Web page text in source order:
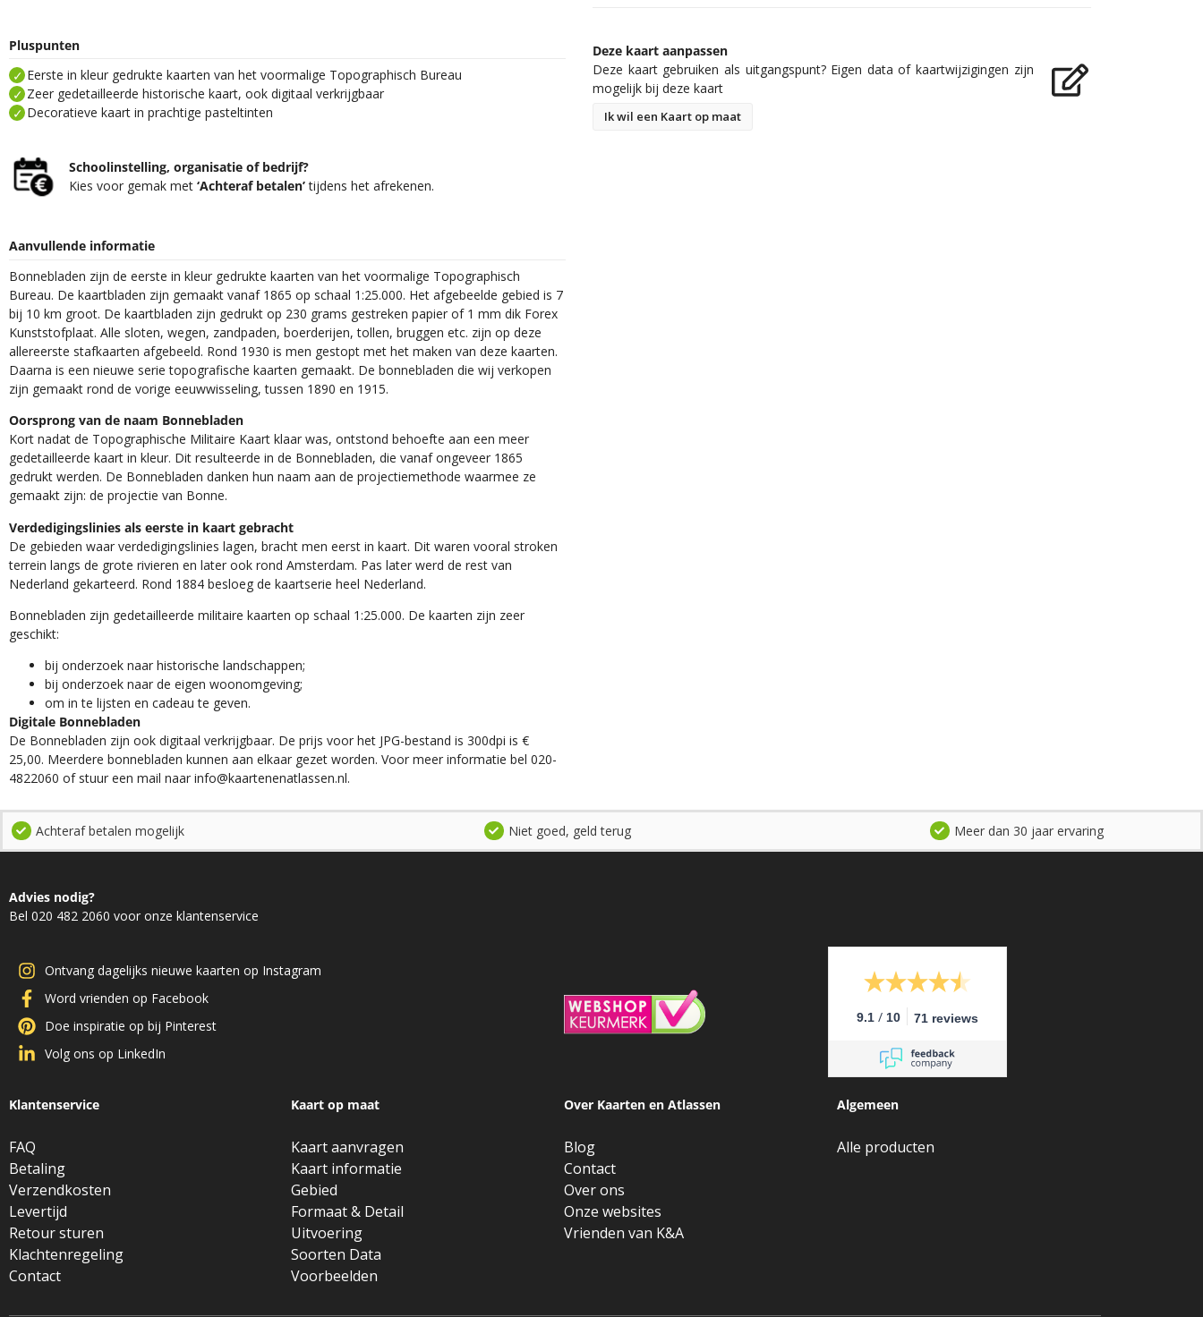
Pluspunten
Eerste in kleur gedrukte kaarten van het voormalige Topographisch Bureau
Zeer gedetailleerde historische kaart, ook digitaal verkrijgbaar
Decoratieve kaart in prachtige pasteltinten
Schoolinstelling, organisatie of bedrijf?
Kies voor gemak met‘Achteraf betalen’tijdens het afrekenen.
Aanvullende informatie
Bonnebladen zijn de eerste in kleur gedrukte kaarten van het voormalige Topographisch
Bureau. De kaartbladen zijn gemaakt vanaf 1865 op schaal 1:25.000. Het afgebeelde gebied is 7
bij 10 km groot. De kaartbladen zijn gedrukt op 230 grams gestreken papier of 1 mm dik Forex
Kunststofplaat. Alle sloten, wegen, zandpaden, boerderijen, tollen, bruggen etc. zijn op deze
allereerste stafkaarten afgebeeld. Rond 1930 is men gestopt met het maken van deze kaarten.
Daarna is een nieuwe serie topografische kaarten gemaakt. De bonnebladen die wij verkopen
zijn gemaakt rond de vorige eeuwwisseling, tussen 1890 en 1915.
Oorsprong van de naam Bonnebladen
Kort nadat de Topographische Militaire Kaart klaar was, ontstond behoefte aan een meer
gedetailleerde kaart in kleur. Dit resulteerde in de Bonnebladen, die vanaf ongeveer 1865
gedrukt werden. De Bonnebladen danken hun naam aan de projectiemethode waarmee ze
gemaakt zijn: de projectie van Bonne.
Verdedigingslinies als eerste in kaart gebracht
De gebieden waar verdedigingslinies lagen, bracht men eerst in kaart. Dit waren vooral stroken
terrein langs de grote rivieren en later ook rond Amsterdam. Pas later werd de rest van
Nederland gekarteerd. Rond 1884 besloeg de kaartserie heel Nederland.
Bonnebladen zijn gedetailleerde militaire kaarten op schaal 1:25.000. De kaarten zijn zeer
geschikt:​
​bij onderzoek naar historische landschappen;
bij onderzoek naar de eigen woonomgeving;
om in te lijsten en cadeau te geven.
Digitale Bonnebladen
De Bonnebladen zijn ook digitaal verkrijgbaar. De prijs voor het JPG-bestand is 300dpi is €
25,00. Meerdere bonnebladen kunnen aan elkaar gezet worden. Voor meer informatie bel 020-
4822060 of stuur een mail naar info@kaartenenatlassen.nl.
Deze kaart aanpassen
Deze kaart gebruiken als uitgangspunt? Eigen data of kaartwijzigingen zijn
mogelijk bij deze kaart
Ik wil een Kaart op maat
Achteraf betalen mogelijk Niet goed, geld terug Meer dan 30 jaar ervaring
Advies nodig?
Bel 020 482 2060 voor onze klantenservice
Ontvang dagelijks nieuwe kaarten op Instagram
Word vrienden op Facebook
Doe inspiratie op bij Pinterest
Volg ons op LinkedIn
9.1 / 10 71 reviews
Klantenservice
FAQ
Betaling
Verzendkosten
Levertijd
Retour sturen
Klachtenregeling
Contact
Kaart op maat
Kaart aanvragen
Kaart informatie
Gebied
Formaat & Detail
Uitvoering
Soorten Data
Voorbeelden
Over Kaarten en Atlassen
Blog
Contact
Over ons
Onze websites
Vrienden van K&A
Algemeen
Alle producten